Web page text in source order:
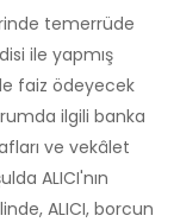
temerrüde
ile yapmış
faiz ödeyecek
ilgili banka
ve vekâlet
ALICI'nın
ALICI, borcun